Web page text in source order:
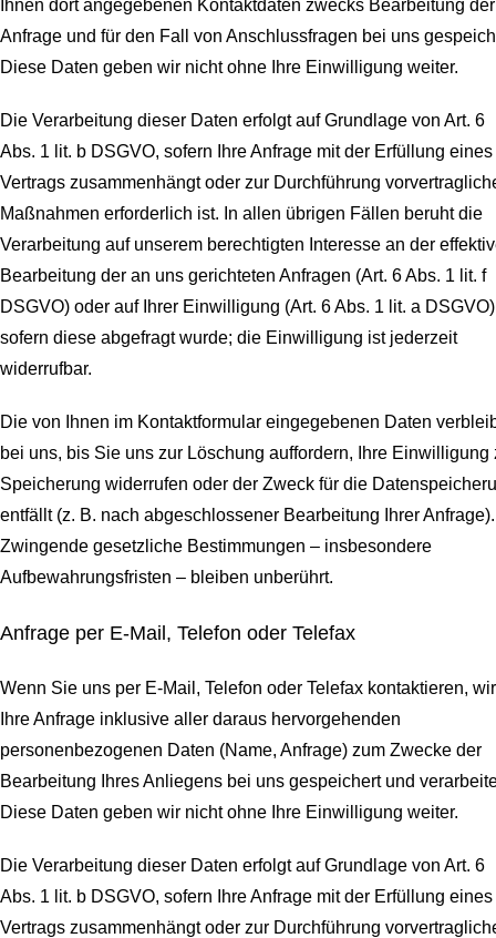
Ihnen dort angegebenen Kontaktdaten zwecks Bearbeitung der
Anfrage und für den Fall von Anschlussfragen bei uns
Diese Daten geben wir nicht ohne Ihre Einwilligung weiter.
Die Verarbeitung dieser Daten erfolgt auf Grundlage von Art. 6
Abs. 1 lit. b DSGVO, sofern Ihre Anfrage mit der Erfüllung eines
Vertrags zusammenhängt oder zur Durchführung
Maßnahmen erforderlich ist. In allen übrigen Fällen beruht die
Verarbeitung auf unserem berechtigten Interesse an der
Bearbeitung der an uns gerichteten Anfragen (Art. 6 Abs. 1 lit. f
DSGVO) oder auf Ihrer Einwilligung (Art. 6 Abs. 1 lit. a DSGVO)
sofern diese abgefragt wurde; die Einwilligung ist jederzeit
widerrufbar.
Die von Ihnen im Kontaktformular eingegebenen Daten
bei uns, bis Sie uns zur Löschung auffordern, Ihre Einwilligung
Speicherung widerrufen oder der Zweck für die
entfällt (z. B. nach abgeschlossener Bearbeitung Ihrer Anfrage).
Zwingende gesetzliche Bestimmungen – insbesondere
Aufbewahrungsfristen – bleiben unberührt.
Anfrage per E-Mail, Telefon oder Telefax
Wenn Sie uns per E-Mail, Telefon oder Telefax kontaktieren,
Ihre Anfrage inklusive aller daraus hervorgehenden
personenbezogenen Daten (Name, Anfrage) zum Zwecke der
Bearbeitung Ihres Anliegens bei uns gespeichert und
Diese Daten geben wir nicht ohne Ihre Einwilligung weiter.
Die Verarbeitung dieser Daten erfolgt auf Grundlage von Art. 6
Abs. 1 lit. b DSGVO, sofern Ihre Anfrage mit der Erfüllung eines
Vertrags zusammenhängt oder zur Durchführung